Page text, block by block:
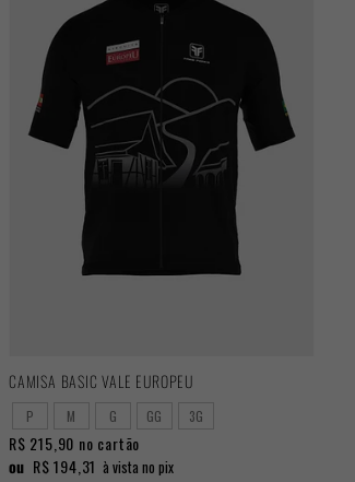
CAMISA BASIC VALE EUROPEU
P M G GG 3G
R$ 215,90 no cartão
ou R$ 194,31 à vista no pix